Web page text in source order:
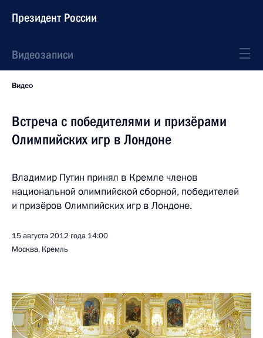
Президент России
Видеозаписи
Видео
Встреча с победителями и призёрами
Олимпийских игр в Лондоне
Владимир Путин принял в Кремле членов
национальной олимпийской сборной, победителей
и призёров Олимпийских игр в Лондоне.
15 августа 2012 года 14:00
Москва, Кремль